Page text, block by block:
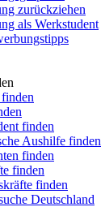
zurückziehen
als Werkstudent
finden
Aushilfe finden
finden
finden
finden
Deutschland